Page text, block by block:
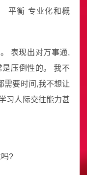
平衡 专业化和概
表现出对万事通,
压倒性的。 我不
需要时间,我不想让
习人际交往能力甚
?